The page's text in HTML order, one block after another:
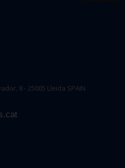
8 - 25005 Lleida SPAIN